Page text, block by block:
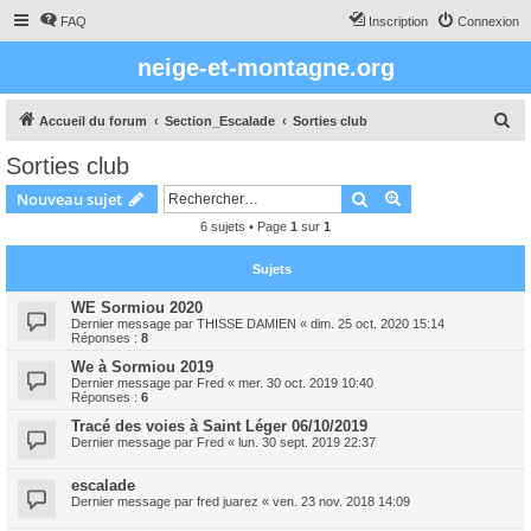
FAQ Connexion
Inscription
neige-et-montagne.org
Accueil du forum Section_Escalade Sorties club
c
Sorties club
Nouveau sujet Rechercher
6 sujets • Page 1 sur 1
Sujets
WE Sormiou 2020
Dernier message par THISSE DAMIEN « dim. 25 oct. 2020 15:14
Réponses : 8
We à Sormiou 2019
Dernier message par Fred « mer. 30 oct. 2019 10:40
Réponses : 6
Tracé des voies à Saint Léger 06/10/2019
Dernier message par Fred « lun. 30 sept. 2019 22:37
escalade
Dernier message par fred juarez « ven. 23 nov. 2018 14:09